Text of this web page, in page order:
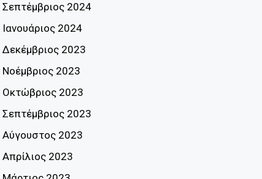
Σεπτέμβριος 2024
Ιανουάριος 2024
Δεκέμβριος 2023
Νοέμβριος 2023
Οκτώβριος 2023
Σεπτέμβριος 2023
Αύγουστος 2023
Απρίλιος 2023